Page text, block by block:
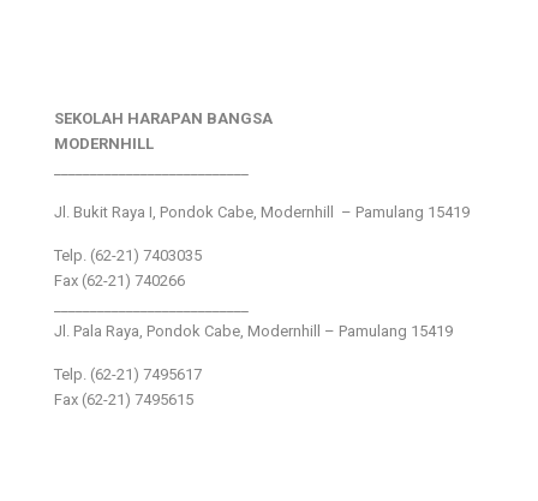
SEKOLAH HARAPAN BANGSA
MODERNHILL
Jl. Bukit Raya I, Pondok Cabe, Modernhill – Pamulang 15419
Telp. (62-21) 7403035
Fax (62-21) 740266
Jl. Pala Raya, Pondok Cabe, Modernhill – Pamulang 15419
Telp. (62-21) 7495617
Fax (62-21) 7495615